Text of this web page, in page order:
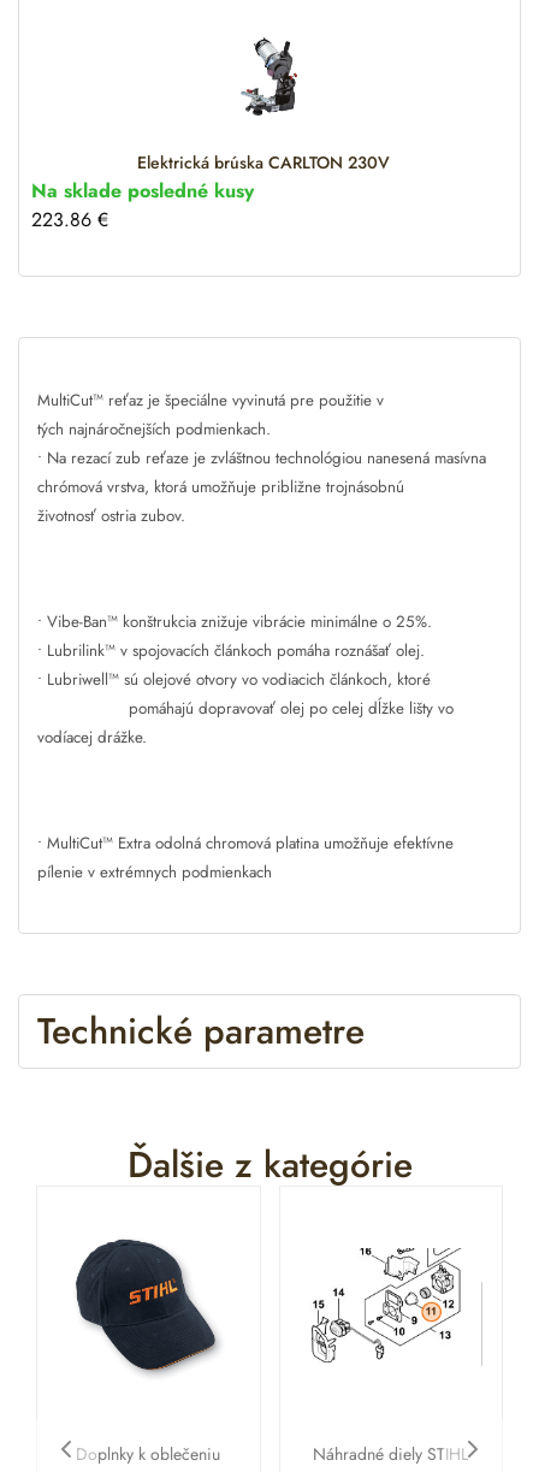
Elektrická brúska CARLTON 230V
Na sklade posledné kusy
223.86 €
MultiCut™ reťaz je špeciálne vyvinutá pre použitie v
tých najnáročnejších podmienkach.
• Na rezací zub reťaze je zvláštnou technológiou nanesená masívna
chrómová vrstva, ktorá umožňuje približne trojnásobnú
životnosť ostria zubov.
• Vibe-Ban™ konštrukcia znižuje vibrácie minimálne o 25%.
• Lubrilink™ v spojovacích článkoch pomáha roznášať olej.
• Lubriwell™ sú olejové otvory vo vodiacich článkoch, ktoré
pomáhajú dopravovať olej po celej dĺžke lišty vo
vodíacej drážke.
• MultiCut™ Extra odolná chromová platina umožňuje efektívne
pílenie v extrémnych podmienkach
Technické parametre
Ďalšie z kategórie
Doplnky k oblečeniu
Náhradné diely STIHL